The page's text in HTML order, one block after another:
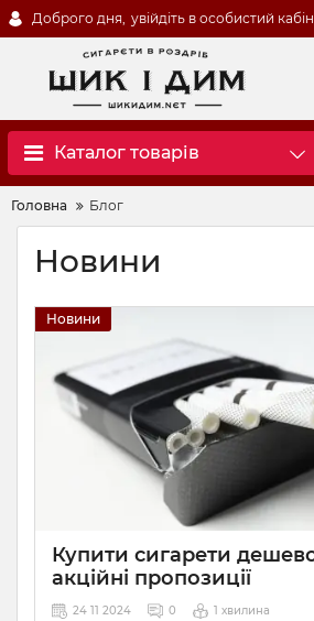
Доброго дня, увійдіть в особистий
Каталог товарів
Головна Блог
Новини
Новини
Купити сигарети
акційні пропозиції
24 11 2024 0 1 хвилина